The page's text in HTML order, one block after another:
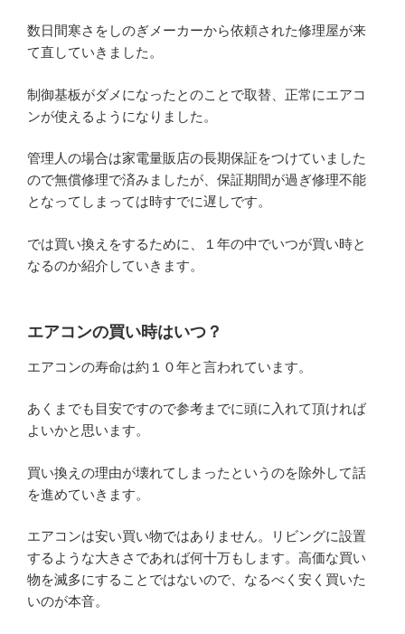
数日間寒さをしのぎメーカーから依頼された修理屋が来
て直していきました。
制御基板がダメになったとのことで取替、正常にエアコ
ンが使えるようになりました。
管理人の場合は家電量販店の長期保証をつけていました
ので無償修理で済みましたが、保証期間が過ぎ修理不能
となってしまっては時すでに遅しです。
では買い換えをするために、１年の中でいつが買い時と
なるのか紹介していきます。
エアコンの買い時はいつ？
エアコンの寿命は約１０年と言われています。
あくまでも目安ですので参考までに頭に入れて頂ければ
よいかと思います。
買い換えの理由が壊れてしまったというのを除外して話
を進めていきます。
エアコンは安い買い物ではありません。リビングに設置
するような大きさであれば何十万もします。高価な買い
物を滅多にすることではないので、なるべく安く買いた
いのが本音。